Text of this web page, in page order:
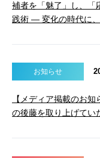
補者を「魅了」し、「
践術 ― 変化の時代に
お知らせ
【メディア掲載のお
の後藤を取り上げてい